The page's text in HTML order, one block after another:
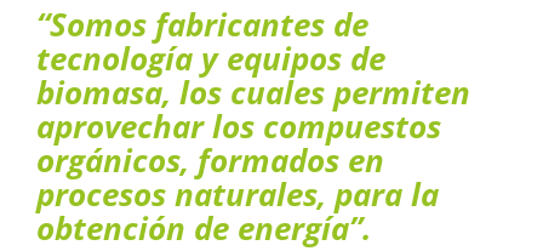
Inicio
Sobre Nosotros
Gama doméstica
Gama industrial
“Somos fabricantes de
tecnología y equipos de
biomasa, los cuales permiten
aprovechar los compuestos
orgánicos, formados en
procesos naturales, para la
obtención de energía”.